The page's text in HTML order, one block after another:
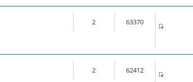
2 63370
2 62412